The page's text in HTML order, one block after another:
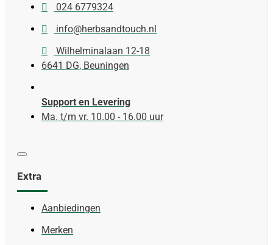
024 6779324
info@herbsandtouch.nl
Wilhelminalaan 12-18
6641 DG, Beuningen
Support en Levering
Ma. t/m vr. 10.00 - 16.00 uur
Extra
Aanbiedingen
Merken